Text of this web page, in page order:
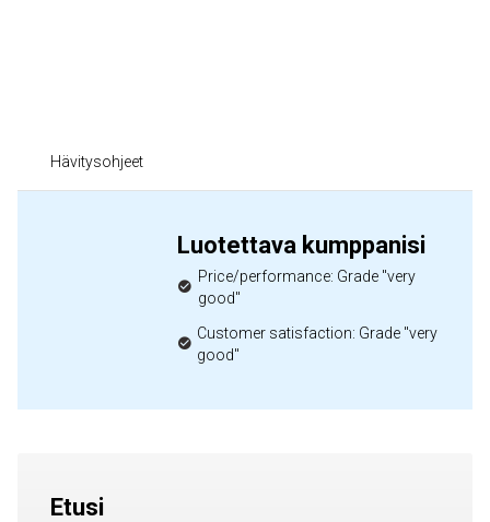
Hävitysohjeet
Luotettava kumppanisi
Price/performance: Grade "very
good"
Customer satisfaction: Grade "very
good"
Etusi